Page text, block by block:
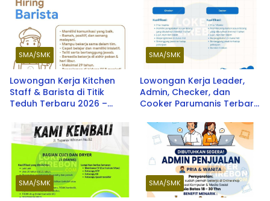
SMA/SMK
Lowongan Kerja Kitchen
Staff & Barista di Titik
Teduh Terbaru 2026 –
Kuliner dan Coffee Shop
SMA/SMK
Lowongan Kerja Leader,
Admin, Checker, dan
Cooker Parumanis Terbaru
SMA/SMK SMA/SMK